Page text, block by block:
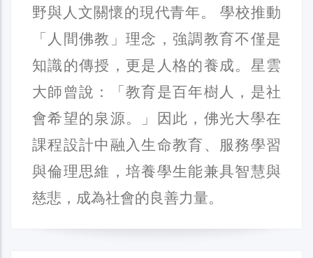
野與人文關懷的現代青年。 學校推動
「人間佛教」理念，強調教育不僅是
知識的傳授，更是人格的養成。星雲
大師曾說：「教育是百年樹人，是社
會希望的泉源。」因此，佛光大學在
課程設計中融入生命教育、服務學習
與倫理思維，培養學生能兼具智慧與
慈悲，成為社會的良善力量。